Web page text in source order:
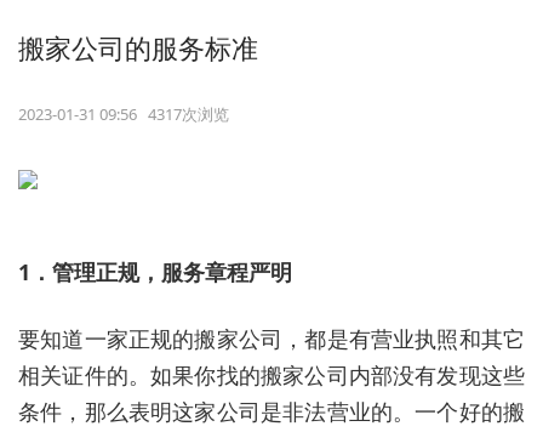
搬家公司的服务标准
2023-01-31 09:56 4317次浏览
1．管理正规，服务章程严明
要知道一家正规的搬家公司，都是有营业执照和其它
相关证件的。如果你找的搬家公司内部没有发现这些
条件，那么表明这家公司是非法营业的。一个好的搬